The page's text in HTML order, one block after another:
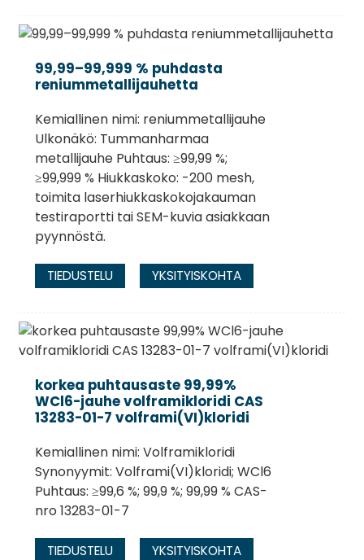
99,99–99,999 % puhdasta
reniummetallijauhetta
Kemiallinen nimi: reniummetallijauhe
Ulkonäkö: Tummanharmaa
metallijauhe Puhtaus: ≥99,99 %;
≥99,999 % Hiukkaskoko: -200 mesh,
toimita laserhiukkaskokojakauman
testiraportti tai SEM-kuvia asiakkaan
pyynnöstä.
TIEDUSTELU YKSITYISKOHTA
korkea puhtausaste 99,99%
WCl6-jauhe volframikloridi CAS
13283-01-7 volframi(VI)kloridi
Kemiallinen nimi: Volframikloridi
Synonyymit: Volframi(VI)kloridi; WCl6
Puhtaus: ≥99,6 %; 99,9 %; 99,99 % CAS-
nro 13283-01-7
TIEDUSTELU YKSITYISKOHTA